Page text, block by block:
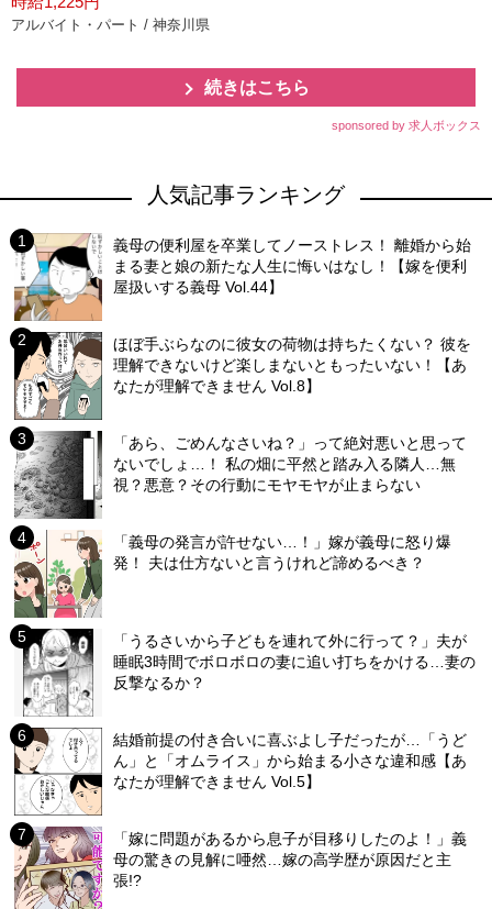
アルバイト・パート / 神奈川県
続きはこちら
sponsored by 求人ボックス
人気記事ランキング
義母の便利屋を卒業してノーストレス！ 離婚から始
まる妻と娘の新たな人生に悔いはなし！【嫁を便利
屋扱いする義母 Vol.44】
ほぼ手ぶらなのに彼女の荷物は持ちたくない？ 彼を
理解できないけど楽しまないともったいない！【あ
なたが理解できません Vol.8】
「あら、ごめんなさいね？」って絶対悪いと思って
ないでしょ…！ 私の畑に平然と踏み入る隣人…無
視？悪意？その行動にモヤモヤが止まらない
「義母の発言が許せない…！」嫁が義母に怒り爆
発！ 夫は仕方ないと言うけれど諦めるべき？
「うるさいから子どもを連れて外に行って？」夫が
睡眠3時間でボロボロの妻に追い打ちをかける…妻の
反撃なるか？
結婚前提の付き合いに喜ぶよし子だったが…「うど
ん」と「オムライス」から始まる小さな違和感【あ
なたが理解できません Vol.5】
「嫁に問題があるから息子が目移りしたのよ！」義
母の驚きの見解に唖然…嫁の高学歴が原因だと主
張!?